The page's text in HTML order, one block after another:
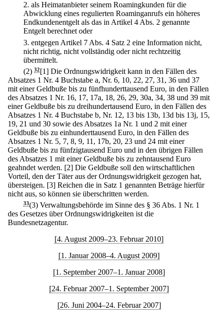
2. als Heimatanbieter seinem Roamingkunden für die
Abwicklung eines regulierten Roaminganrufs ein höheres
Endkundenentgelt als das in Artikel 4 Abs. 2 genannte
Entgelt berechnet oder
3. entgegen Artikel 7 Abs. 4 Satz 2 eine Information nicht,
nicht richtig, nicht vollständig oder nicht rechtzeitig
übermittelt.
(2) 32[1] Die Ordnungswidrigkeit kann in den Fällen des
Absatzes 1 Nr. 4 Buchstabe a, Nr. 6, 10, 22, 27, 31, 36 und 37
mit einer Geldbuße bis zu fünfhunderttausend Euro, in den Fällen
des Absatzes 1 Nr. 16, 17, 17a, 18, 26, 29, 30a, 34, 38 und 39 mit
einer Geldbuße bis zu dreihundertausend Euro, in den Fällen des
Absatzes 1 Nr. 4 Buchstabe b, Nr. 12, 13 bis 13b, 13d bis 13j, 15,
19, 21 und 30 sowie des Absatzes 1a Nr. 1 und 2 mit einer
Geldbuße bis zu einhunderttausend Euro, in den Fällen des
Absatzes 1 Nr. 5, 7, 8, 9, 11, 17b, 20, 23 und 24 mit einer
Geldbuße bis zu fünfzigtausend Euro und in den übrigen Fällen
des Absatzes 1 mit einer Geldbuße bis zu zehntausend Euro
geahndet werden. [2] Die Geldbuße soll den wirtschaftlichen
Vorteil, den der Täter aus der Ordnungswidrigkeit gezogen hat,
übersteigen. [3] Reichen die in Satz 1 genannten Beträge hierfür
nicht aus, so können sie überschritten werden.
33(3) Verwaltungsbehörde im Sinne des § 36 Abs. 1 Nr. 1
des Gesetzes über Ordnungswidrigkeiten ist die
Bundesnetzagentur.
[4. August 2009–23. Februar 2010]
[1. Januar 2008–4. August 2009]
[1. September 2007–1. Januar 2008]
[24. Februar 2007–1. September 2007]
[26. Juni 2004–24. Februar 2007]